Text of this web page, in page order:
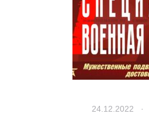
24.12.2022 ·